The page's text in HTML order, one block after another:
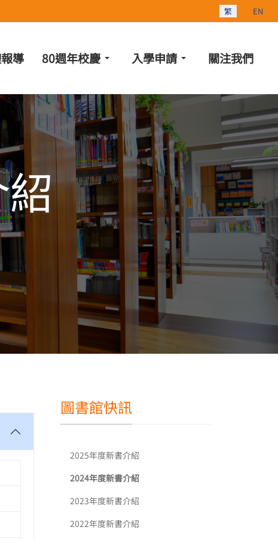
選擇你的語言
繁 EN
導 80週年校慶 入學申請 關注我們
圖書館快訊
2025年度新書介紹
2024年度新書介紹
2023年度新書介紹
2022年度新書介紹